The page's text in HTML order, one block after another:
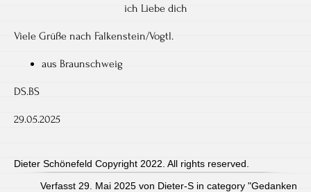
ich Liebe dich
Viele Grüße nach Falkenstein/Vogtl.
aus Braunschweig
DS.BS
29.05.2025
Dieter Schönefeld Copyright 2022. All rights reserved.
Verfasst 29. Mai 2025 von Dieter-S in category "Gedanken